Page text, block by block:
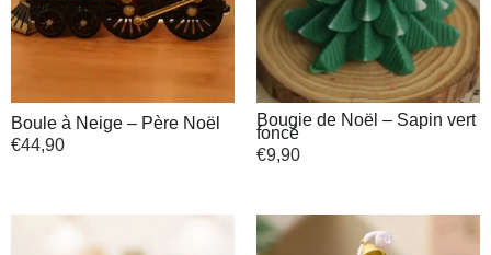
Boule à Neige – Père Noël
€44,90
Bougie de Noël – Sapin vert
foncé
€9,90